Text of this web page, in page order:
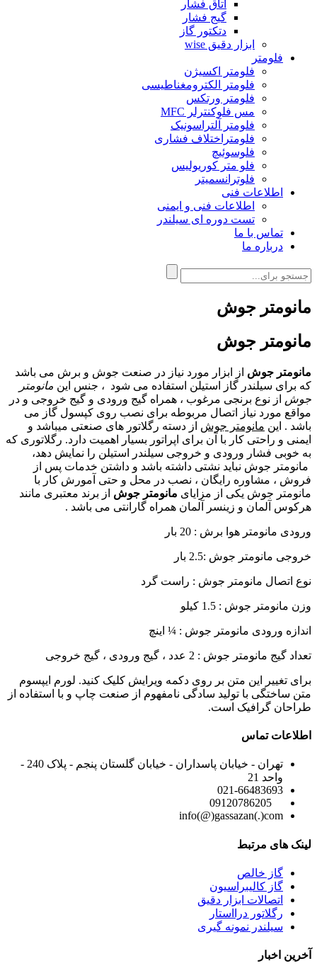
اتاق فشار
گیج فشار
دتکتور گاز
ابزار دقیق wise
فلومتر
فلومتر اکسیژن
فلومتر الکترومغناطیسی
فلومتر ورتکس
مس فلوکنترلر MFC
فلومتر آلتراسونیک
فلومتراختلاف فشاری
فلوسوئیچ
فلو متر کوریولیس
فلوترانسمیتر
اطلاعات فنی
اطلاعات فنی و ایمنی
تست دوره ای سیلندر
تماس با ما
درباره ما
مانومتر جوش
مانومتر جوش
مانومتر جوش از ابزار مورد نیاز در صنعت جوش و برش می باشد
که برای سیلندر گاز استیلن استفاده می شود ، جنس این مانومتر
جوش از نوع برنجی مرغوب ، همراه گیج ورودی و گیج خروجی و در
مواقع مورد نیاز اتصال مربوطه برای نصب روی کپسول گاز می
باشد . این مانومتر جوش از دسته رگلاتور های صنعتی میباشد و
ایمنی و راحتی کار با آن برای اپراتور بسیار اهمیت دارد. رگلاتوری که
به خوبی فشار ورودی و خروجی سیلندر استیلن را نمایش دهد،
مانومتر جوش نباید نشتی داشته باشد و داشتن خدمات پس از
فروش ، مشاوره رایگان ، نصب در محل و حتی آمورش کار با
مانومتر جوش یکی از مزایای مانومتر جوش از برند معتبری مانند
هرکوس آلمان و زینسر آلمان همراه گارانتی می باشد .
ورودی مانومتر هوا برش : 20 بار
خروجی مانومتر جوش :2.5 بار
نوع اتصال مانومتر جوش : راست گرد
وزن مانومتر جوش : 1.5 کیلو
اندازه ورودی مانومتر جوش : ¼ اینچ
تعداد گیج مانومتر جوش : 2 عدد ، گیج ورودی ، گیج خروجی
برای تغییر این متن بر روی دکمه ویرایش کلیک کنید. لورم ایپسوم
متن ساختگی با تولید سادگی نامفهوم از صنعت چاپ و با استفاده از
طراحان گرافیک است.
اطلاعات تماس
تهران - خیابان پاسداران - خیابان گلستان پنجم - پلاک 240 -
واحد 21
021-66483693
info(@)gassazan(.)com
لینک های مرتبط
گاز خالص
گاز کالیبراسیون
اتصالات ابزار دقیق
رگلاتور درااستار
سیلندر نمونه گیری
آخرین اخبار